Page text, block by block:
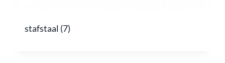
stafstaal (7)